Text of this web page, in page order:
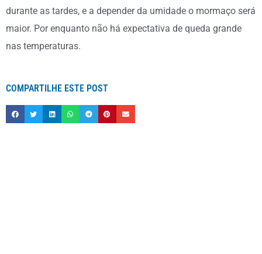
durante as tardes, e a depender da umidade o mormaço será
maior. Por enquanto não há expectativa de queda grande
nas temperaturas.
COMPARTILHE ESTE POST